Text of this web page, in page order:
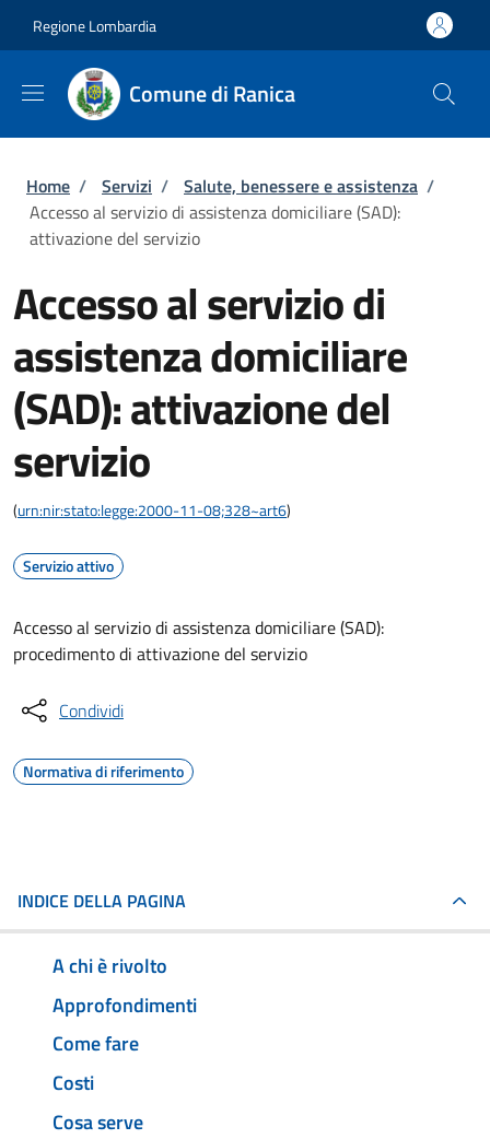
Regione Lombardia
Comune di Ranica
Briciole di pane
Home / Servizi / Salute, benessere e assistenza /
Accesso al servizio di assistenza domiciliare (SAD):
attivazione del servizio
Accesso al servizio di
assistenza domiciliare
(SAD): attivazione del
servizio
(urn:nir:stato:legge:2000-11-08;328~art6)
Servizio attivo
Accesso al servizio di assistenza domiciliare (SAD):
procedimento di attivazione del servizio
Condividi
Normativa di riferimento
INDICE DELLA PAGINA
A chi è rivolto
Approfondimenti
Come fare
Costi
Cosa serve